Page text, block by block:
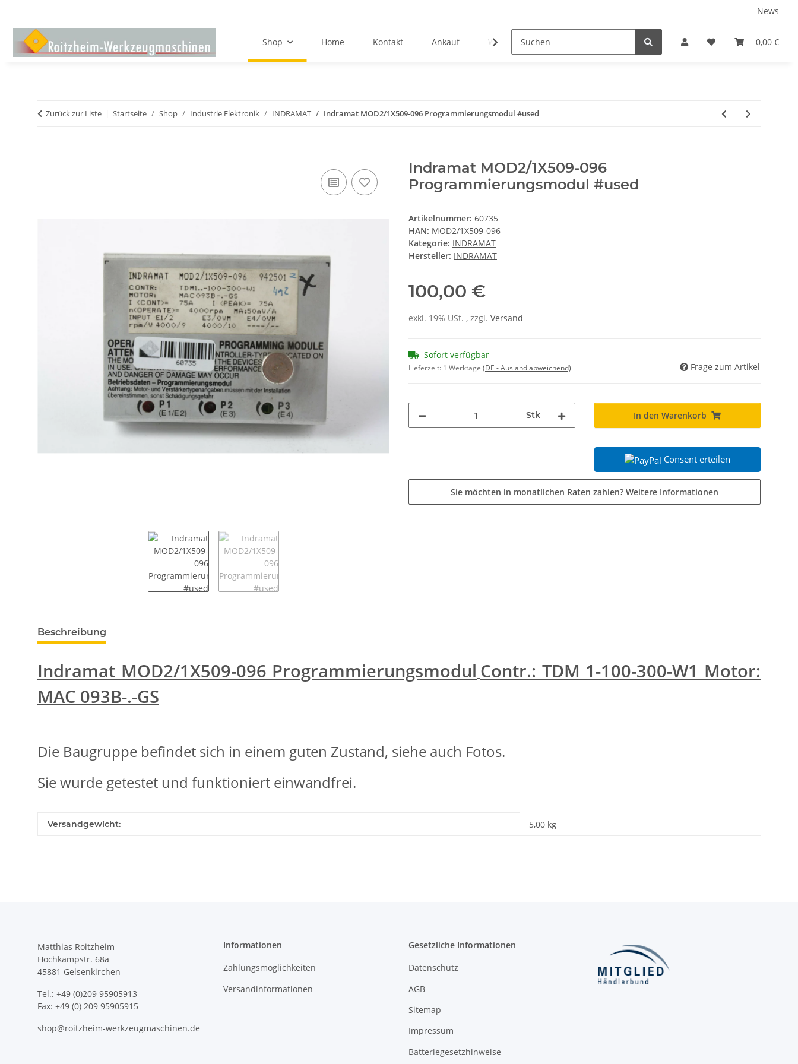
News
0,00 €
Shop Home Kontakt Ankauf Wir über uns
Zurück zur Liste Startseite Shop Industrie Elektronik INDRAMAT Indramat MOD2/1X509-096 Programmierungsmodul #used
Indramat MOD2/1X509-096
Programmierungsmodul #used
Artikelnummer: 60735
HAN: MOD2/1X509-096
Kategorie: INDRAMAT
Hersteller: INDRAMAT
100,00 €
exkl. 19% USt. , zzgl. Versand
Sofort verfügbar
Lieferzeit: 1 Werktage (DE - Ausland abweichend) Frage zum Artikel
Stk In den Warenkorb
Consent erteilen
Sie möchten in monatlichen Raten zahlen? Weitere Informationen
weitere Registerkarten anzeigen
Beschreibung
Indramat MOD2/1X509-096 Programmierungsmodul Contr.: TDM 1-100-300-W1 Motor:
MAC 093B-.-GS
Die Baugruppe befindet sich in einem guten Zustand, siehe auch Fotos.
Sie wurde getestet und funktioniert einwandfrei.
Produkteigenschaft
Wert
Versandgewicht: 5,00 kg
Matthias Roitzheim
Hochkampstr. 68a
45881 Gelsenkirchen
Tel.: +49 (0)209 95905913
Fax: +49 (0) 209 95905915
shop@roitzheim-werkzeugmaschinen.de
Informationen
Zahlungsmöglichkeiten
Versandinformationen
Gesetzliche Informationen
Datenschutz
AGB
Sitemap
Impressum
Batteriegesetzhinweise